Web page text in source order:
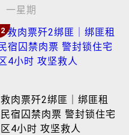
一星期
2
救肉票歼2绑匪｜绑匪租
民宿囚禁肉票 警封锁住宅
区4小时 攻坚救人